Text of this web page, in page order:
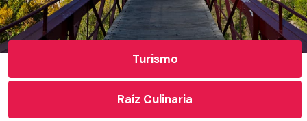
Turismo
Raíz Culinaria